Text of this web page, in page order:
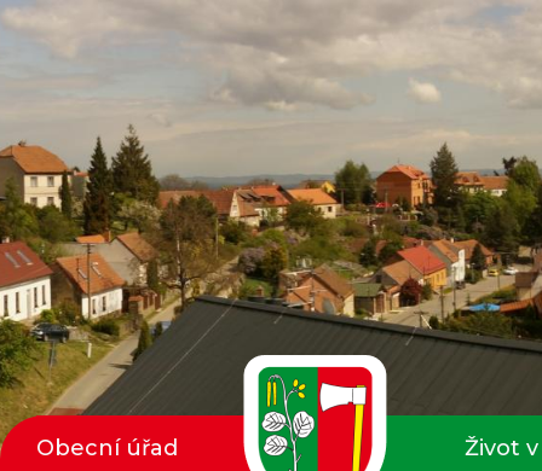
Obecní úřad Život